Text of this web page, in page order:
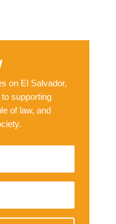
on El Salvador,
supporting
of law, and